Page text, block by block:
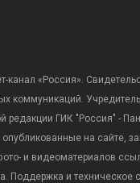
канал «Россия».
ГИК "Россия" -
на
и видеоматериалов
Поддержка и